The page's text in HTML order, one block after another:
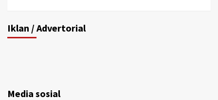
Iklan / Advertorial
Media sosial